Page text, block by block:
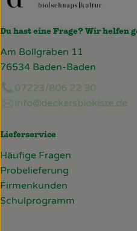
Du hast eine Frage? Wir helfen
Am Bollgraben 11
76534 Baden-Baden
07223/806 22 30
info@deckersbiokiste.de
Lieferservice
Häufige Fragen
Probelieferung
Firmenkunden
Schulprogramm